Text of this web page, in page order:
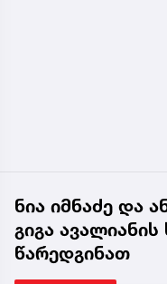
ნია იმნაძე და
გიგა
წარედგინათ